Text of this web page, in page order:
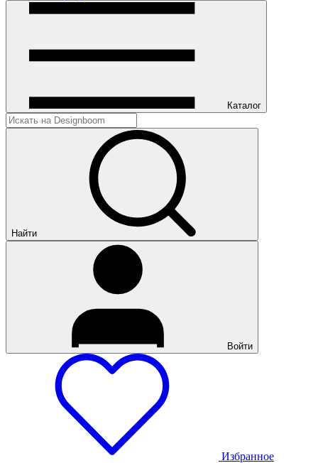
Каталог
Найти
Войти
Избранное